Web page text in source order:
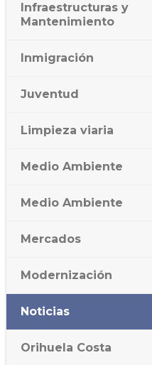
Infraestructuras y
Mantenimiento
Inmigración
Juventud
Limpieza viaria
Medio Ambiente
Medio Ambiente
Mercados
Modernización
Noticias
Orihuela Costa